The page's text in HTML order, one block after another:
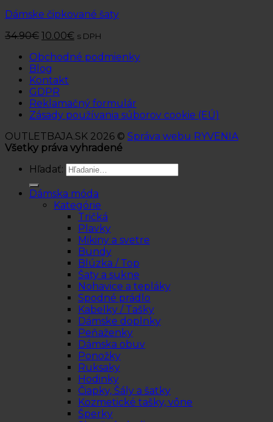
Dámske čipkované šaty
34.90€ 10.00€ s DPH
Obchodné podmienky
Blog
Kontakt
GDPR
Reklamačný formulár
Zásady používania súborov cookie (EÚ)
OUTLETBAJA.SK 2026 © Správa webu RYVENIA
Všetky práva vyhradené
Hľadať:
Dámska móda
Kategórie
Tričká
Plavky
Mikiny a svetre
Bundy
Blúzka / Top
Šaty a sukne
Nohavice a tepláky
Spodné prádlo
Kabelky / Tašky
Dámske doplnky
Peňaženky
Dámska obuv
Ponožky
Ruksaky
Hodinky
Čiapky, Šály a šatky
Kozmetické tašky, vône
Šperky